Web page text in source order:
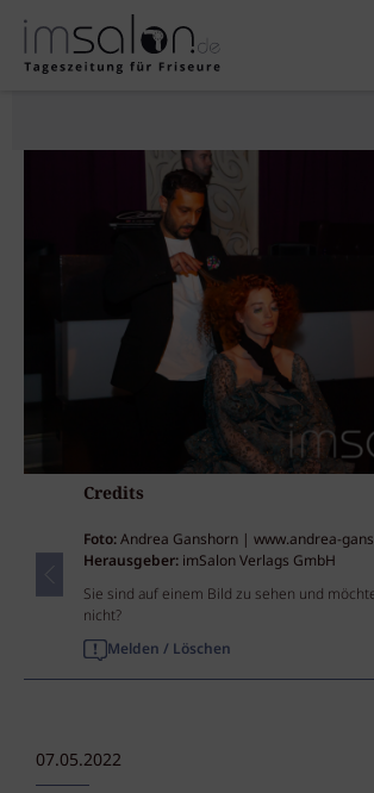
Credits
Foto:Andrea Ganshorn | www.andrea-
Herausgeber: imSalon Verlags GmbH
Sie sind auf einem Bild zu sehen und
nicht?
Melden / Löschen
07.05.2022